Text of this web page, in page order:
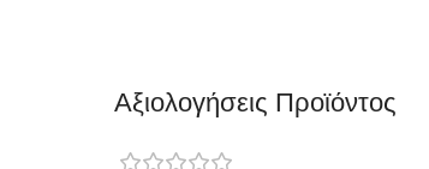
Αξιολογήσεις Προϊόντος